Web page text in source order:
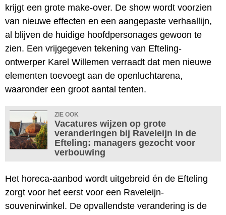
krijgt een grote make-over. De show wordt voorzien
van nieuwe effecten en een aangepaste verhaallijn,
al blijven de huidige hoofdpersonages gewoon te
zien. Een vrijgegeven tekening van Efteling-
ontwerper Karel Willemen verraadt dat men nieuwe
elementen toevoegt aan de openluchtarena,
waaronder een groot aantal tenten.
ZIE OOK
Vacatures wijzen op grote
veranderingen bij Raveleijn in de
Efteling: managers gezocht voor
verbouwing
Het horeca-aanbod wordt uitgebreid én de Efteling
zorgt voor het eerst voor een Raveleijn-
souvenirwinkel. De opvallendste verandering is de